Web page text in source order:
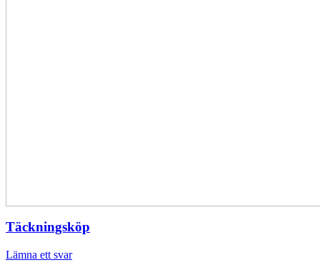
Täckningsköp
Lämna ett svar